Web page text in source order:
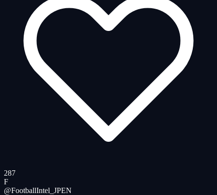
287
F
@FootballIntel_JPEN